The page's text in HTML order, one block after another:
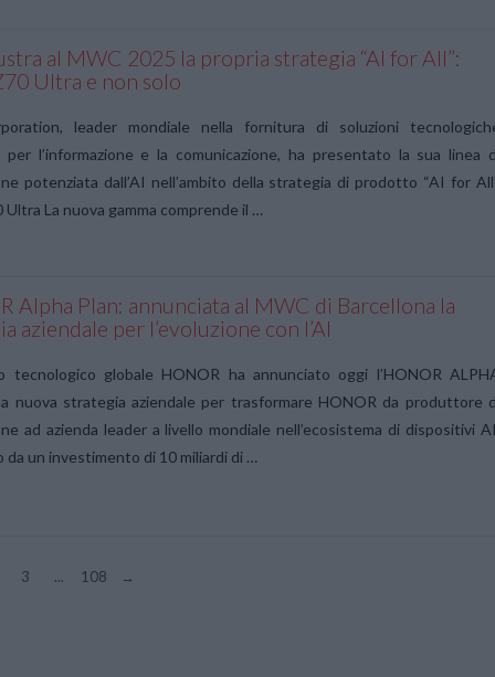
al MWC 2025 la propria strategia “AI for All”:
Ultra e non solo
leader mondiale nella fornitura di soluzioni
per l’informazione e la comunicazione, ha presentato la sua linea
potenziata dall’AI nell’ambito della strategia di prodotto “AI for
Ultra La nuova gamma comprende il …
Alpha Plan: annunciata al MWC di Barcellona la
aziendale per l’evoluzione con l’AI
tecnologico globale HONOR ha annunciato oggi l’HONOR
nuova strategia aziendale per trasformare HONOR da produttore
ad azienda leader a livello mondiale nell’ecosistema di dispositivi
da un investimento di 10 miliardi di …
3 ... 108 →